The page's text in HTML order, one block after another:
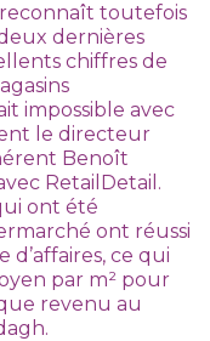
toutefois
dernières
chiffres de
impossible avec
le directeur
Benoît
RetailDetail.
ont été
ont réussi
ce qui
par m² pour
revenu au